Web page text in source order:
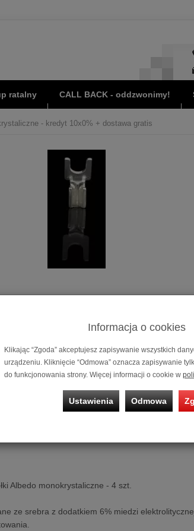
ratalny CALL BACK - oddzwonimy!
- kredyt 10x0% + dostawa gratis
Albedo monokrystaliczne - 4 szt.
ze srebra z dodatkiem 6% miedzi
Informacja o cookies
Klikając “Zgoda” akceptujesz zapisywanie wszystkich
urządzeniu. Kliknięcie “Odmowa” oznacza zapisywanie
do funkcjonowania strony. Więcej informacji o cookie w
Ustawienia Odmowa